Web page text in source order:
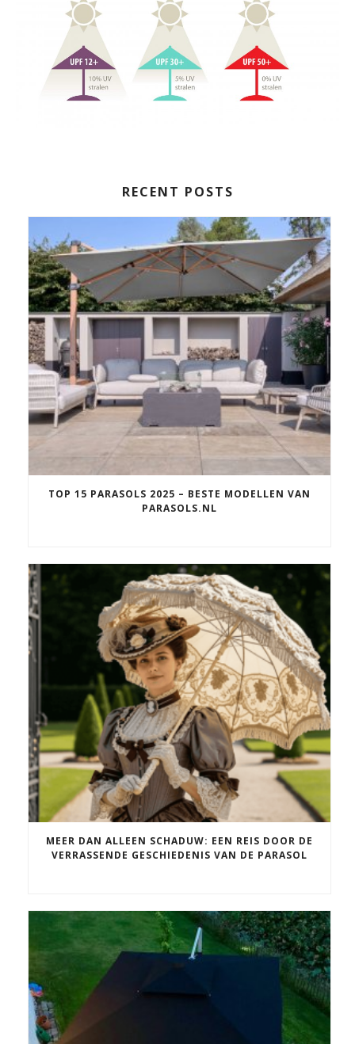
RECENT POSTS
TOP 15 PARASOLS 2025 – BESTE MODELLEN VAN
PARASOLS.NL
MEER DAN ALLEEN SCHADUW: EEN REIS DOOR DE
VERRASSENDE GESCHIEDENIS VAN DE PARASOL